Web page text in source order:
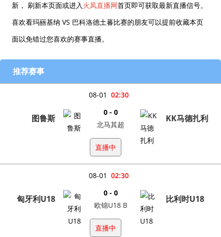
新， 刷新本页面或进入火凤直播网首页即可获取最新直播信号。
喜欢看玛丽基纳 VS 巴科洛德土蕃比赛的朋友可以提前收藏本页
面以免错过您喜欢的赛事直播。
推荐赛事
02:30
08-01
图鲁斯
0 - 0
北马其超
KK马德扎利
直播中
02:30
08-01
匈牙利U18
0 - 0
欧锦U18 B
比利时U18
直播中